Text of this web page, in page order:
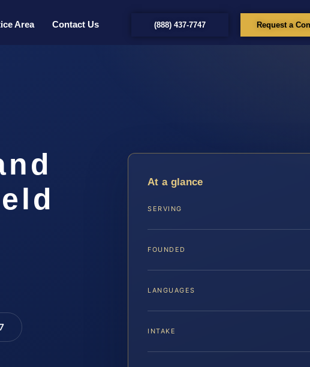
Area Contact Us (888) 437-7747 Request a
At a glance
SERVING
FOUNDED
LANGUAGES
INTAKE